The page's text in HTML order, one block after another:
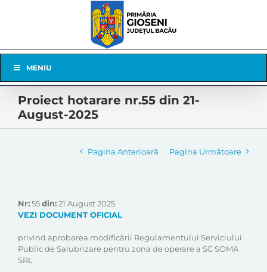
Navigation
MENIU
Proiect hotarare nr.55 din 21-
August-2025
Pagina Anterioară Pagina Următoare
Nr:55din:21 August 2025
VEZI DOCUMENT OFICIAL
privind aprobarea modificării Regulamentului Serviciului
Public de Salubrizare pentru zona de operare a SC SOMA
SRL